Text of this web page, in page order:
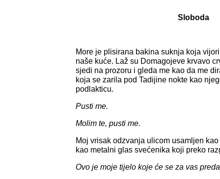
Sloboda
More je plisirana bakina suknja koja
naše kuće. Laž su Domagojeve krvavo
sjedi na prozoru i gleda me kao da me
koja se zarila pod Tadijine nokte kao
podlakticu.
Pusti me.
Molim te, pusti me.
Moj vrisak odzvanja ulicom usamljen
kao metalni glas svećenika koji preko
Ovo je moje tijelo koje će se za vas